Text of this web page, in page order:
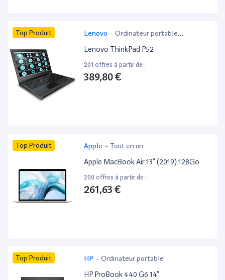
Top Produit Lenovo - Ordinateur portable
bureautique
Lenovo ThinkPad P52
201 offres à partir de :
389,80 €
Top Produit Apple - Tout en un
Apple MacBook Air 13” (2019) 128Go
200 offres à partir de :
261,63 €
Top Produit HP - Ordinateur portable
HP ProBook 440 G6 14”